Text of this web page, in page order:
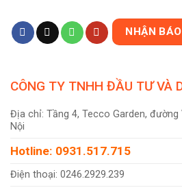
NHẬN
CÔNG TY TNHH ĐẦU TƯ VÀ
Địa chỉ: Tầng 4, Tecco Garden, đường
Nội
Hotline: 0931.517.715
Điện thoại: 0246.2929.239